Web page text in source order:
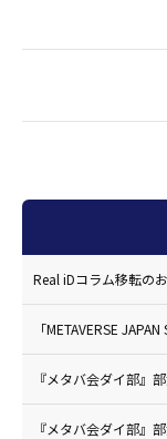
Real iDコラム移転の
「METAVERSE
『メタバ会ダイ部』
『メタバ会ダイ部』